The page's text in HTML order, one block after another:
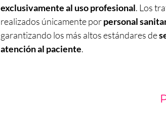
exclusivamente al uso profesional. Los
realizados únicamente porpersonal
garantizando los más altos estándares de
atención al paciente.